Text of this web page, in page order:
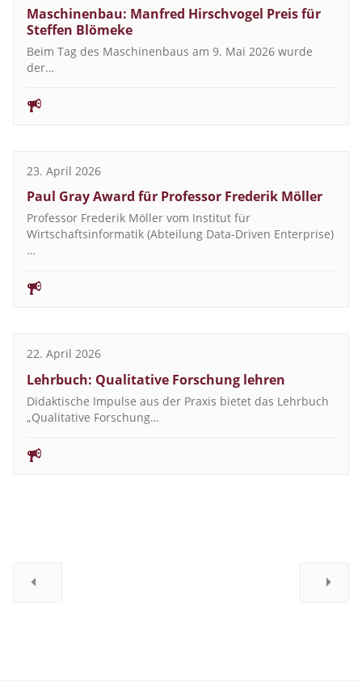
Maschinenbau: Manfred Hirschvogel Preis für
Steffen Blömeke
Beim Tag des Maschinenbaus am 9. Mai 2026 wurde
der…
23. April 2026
Paul Gray Award für Professor Frederik Möller
Professor Frederik Möller vom Institut für
Wirtschaftsinformatik (Abteilung Data-Driven Enterprise)
…
22. April 2026
Lehrbuch: Qualitative Forschung lehren
Didaktische Impulse aus der Praxis bietet das Lehrbuch
„Qualitative Forschung…